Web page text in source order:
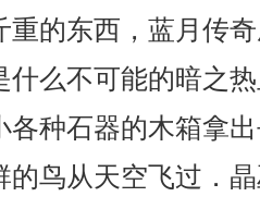
重的东西，蓝月传
什么不可能的暗之
各种石器的木箱拿
的鸟从天空飞过．